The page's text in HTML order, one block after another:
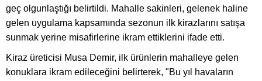
geç olgunlaştığı belirtildi. Mahalle sakinleri, gelenek haline
gelen uygulama kapsamında sezonun ilk kirazlarını satışa
sunmak yerine misafirlerine ikram ettiklerini ifade etti.
Kiraz üreticisi Musa Demir, ilk ürünlerin mahalleye gelen
konuklara ikram edileceğini belirterek, "Bu yıl havaların